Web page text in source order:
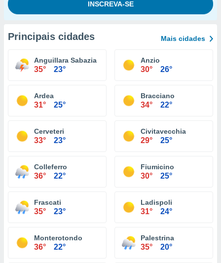
Principais cidades Mais cidades
Anguillara Sabazia
35° 23°
Anzio
30° 26°
Ardea
31° 25°
Bracciano
34° 22°
Cerveteri
33° 23°
Civitavecchia
29° 25°
Colleferro
36° 22°
Fiumicino
30° 25°
Frascati
35° 23°
Ladispoli
31° 24°
Monterotondo
36° 22°
Palestrina
35° 20°